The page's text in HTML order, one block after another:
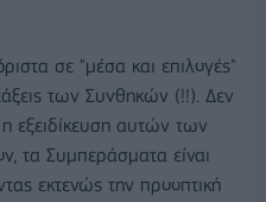
σε "μέσα και επιλογές"
των Συνθηκών (!!). Δεν
εξειδίκευση αυτών των
τα Συμπεράσματα είναι
εκτενώς την προοπτική